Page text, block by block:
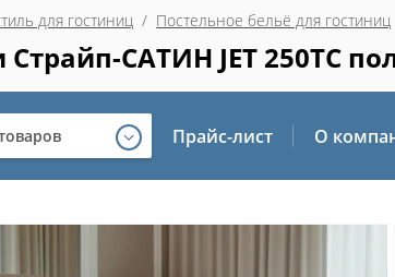
для гостиниц
  /
Постельное бельё для гостиниц
САТИН JET 250TC
Прайс-лист О